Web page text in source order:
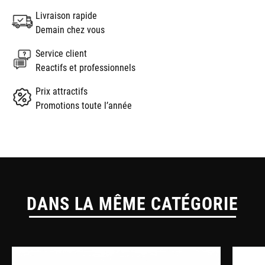
Livraison rapide
Demain chez vous
Service client
Reactifs et professionnels
Prix attractifs
Promotions toute l’année
DANS LA MÊME CATÉGORIE